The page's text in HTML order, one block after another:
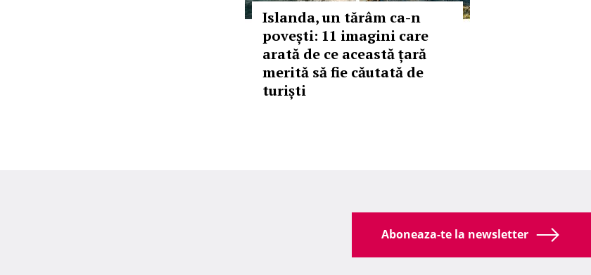
Islanda, un tărâm ca-n
povești: 11 imagini care
arată de ce această țară
merită să fie căutată de
turiști
Aboneaza-te la newsletter